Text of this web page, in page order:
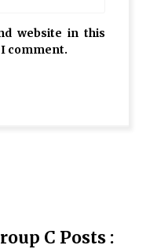
website in this
comment.
C Posts :